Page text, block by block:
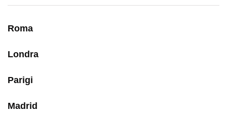
Roma
Londra
Parigi
Madrid